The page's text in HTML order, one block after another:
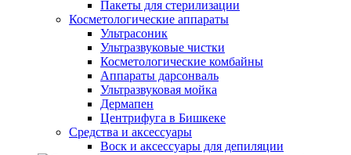
Пакеты для стерилизации
Косметологические аппараты
Ультрасоник
Ультразвуковые чистки
Косметологические комбайны
Аппараты дарсонваль
Ультразвуковая мойка
Дермапен
Центрифуга в Бишкеке
Средства и аксессуары
Воск и аксессуары для депиляции